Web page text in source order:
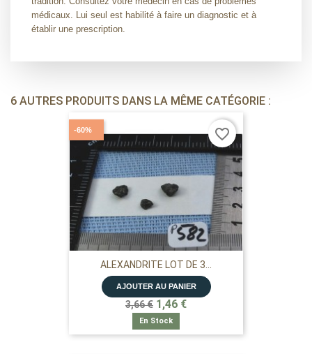
médicaux. Lui seul est habilité à faire un diagnostic et à
établir une prescription.
6 AUTRES PRODUITS DANS LA MÊME CATÉGORIE :
ALEXANDRITE LOT DE 3...
AJOUTER AU PANIER
3,66 € 1,46 €
En Stock
-60% favorite_border